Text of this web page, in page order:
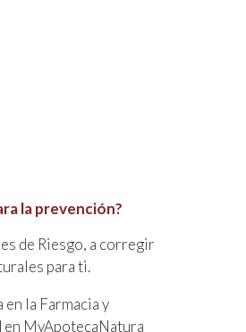
la prevención?
de Riesgo, a corregir
para ti.
la Farmacia y
en MyApotecaNatura